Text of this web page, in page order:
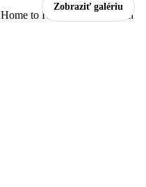
Zobraziť galériu